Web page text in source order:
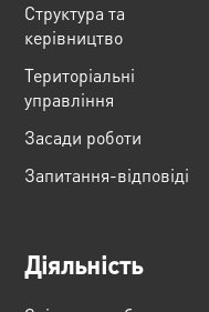
Структура та
керівництво
Територіальні
управління
Засади роботи
Запитання-відповіді
Діяльність